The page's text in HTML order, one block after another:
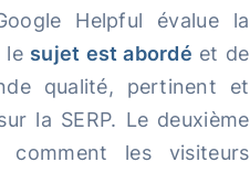
Helpful évalue la
le sujet est abordé et de
qualité, pertinent et
la SERP. Le deuxième
les visiteurs